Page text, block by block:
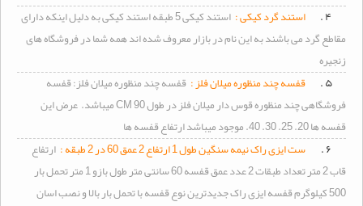
۴ .
استند گرد کیکی :
استند کیکی 5 طبقه استند کیکی به دلیل اینکه دارای
مقاطع گرد می باشند به این نام در بازار معروف شده اند همه شما در فروشگاه های
زنجیره
۵ .
قفسه چند منظوره میلان فلز : قفسه چند منظوره میلان فلز: قفسه
فروشگاهی چند منظوره قوس دار میلان فلز در طول 90 CM میباشد. عرض این
قفسه ها 20. 25. 30. 40. موجود میباشد ارتفاع قفسه ها
۶ .
ست ایزی راک نیمه سنگین طول 1 ارتفاع 2 عمق 60 در 2 طبقه :
ارتفاع
قاب 2 متر تعداد طبقات 2 عدد عمق قفسه 60 سانتی متر طول بازو 1 متر تحمل بار
500 کیلوگرم قفسه ایزی راک جدیدترین نوع قفسه با تحمل بار بالا و نصب اسان